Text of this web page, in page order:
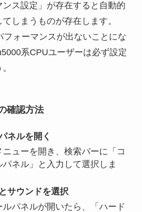
ス設定」が存在すると自動的
しまうものが存在します。
フォーマンスが出ないことにな
系CPUユーザーは必ず設定
確認方法
ネルを開く
ニューを開き、検索バーに「コ
パネル」と入力して選択しま
サウンドを選択
ルパネルが開いたら、「ハード